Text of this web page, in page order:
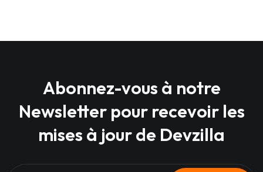
Abonnez-vous à notre
Newsletter pour recevoir les
mises à jour de Devzilla